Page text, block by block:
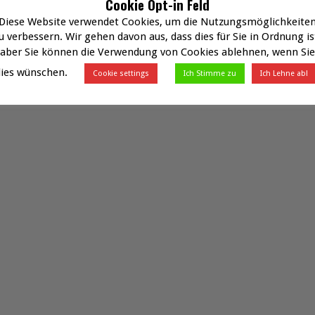
Cookie Opt-in Feld
Website verwendet Cookies, um die
verbessern. Wir gehen davon aus, dass dies für Sie in Ordnung
aber Sie können die Verwendung von Cookies ablehnen, wenn Sie
wünschen.
Cookie settings Ich Stimme zu Ich Lehne ab!